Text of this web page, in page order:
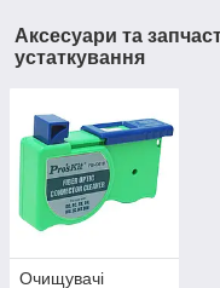
Аксесуари та
устаткування
Очищувачі